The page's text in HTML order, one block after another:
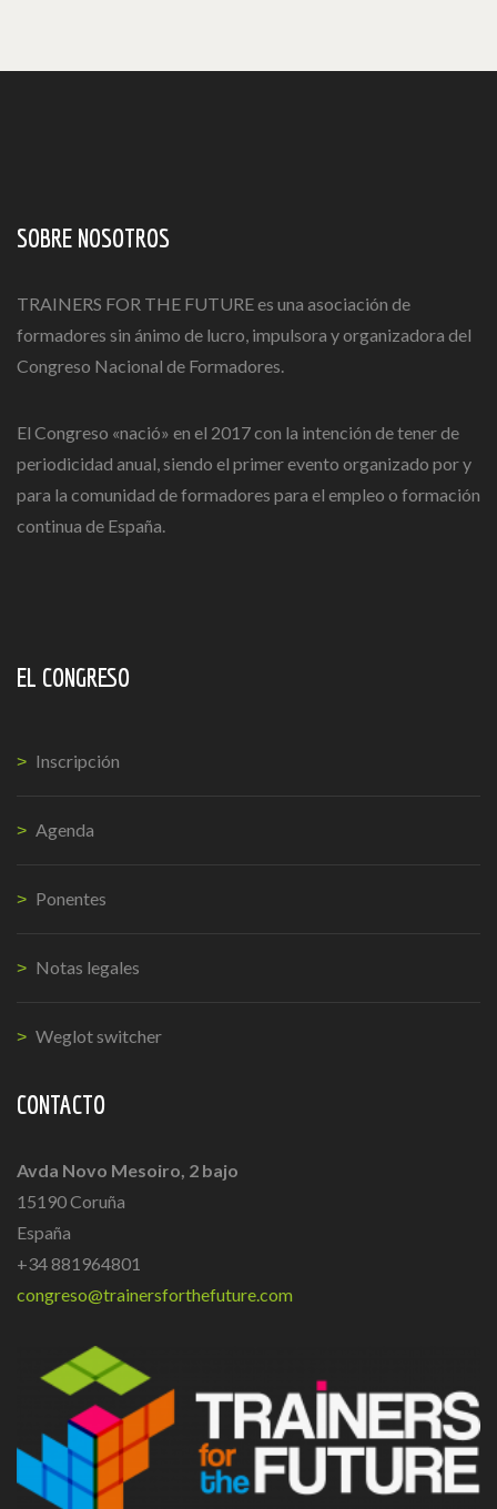
SOBRE NOSOTROS
TRAINERS FOR THE FUTURE es una asociación de
formadores sin ánimo de lucro, impulsora y organizadora del
Congreso Nacional de Formadores.
El Congreso «nació» en el 2017 con la intención de tener de
periodicidad anual, siendo el primer evento organizado por y
para la comunidad de formadores para el empleo o formación
continua de España.
EL CONGRESO
Inscripción
Agenda
Ponentes
Notas legales
Weglot switcher
CONTACTO
Avda Novo Mesoiro, 2 bajo
15190 Coruña
España
+34 881964801
congreso@trainersforthefuture.com